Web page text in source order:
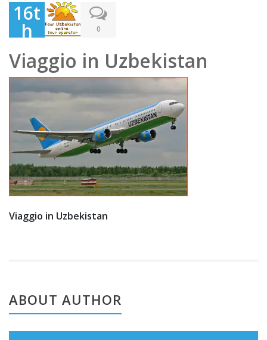
16t
h
Dec
em
ber
201
9
0
Viaggio in Uzbekistan
Viaggio in Uzbekistan
ABOUT AUTHOR